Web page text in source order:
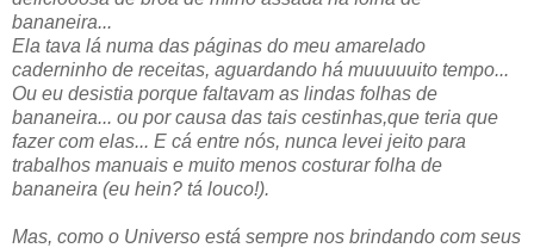
bananeira...
Ela tava lá numa das páginas do meu amarelado
caderninho de receitas, aguardando há muuuuuito tempo...
Ou eu desistia porque faltavam as lindas folhas de
bananeira... ou por causa das tais cestinhas,que teria que
fazer com elas... E cá entre nós, nunca levei jeito para
trabalhos manuais e muito menos costurar folha de
bananeira (eu hein? tá louco!).
Mas, como o Universo está sempre nos brindando com seus